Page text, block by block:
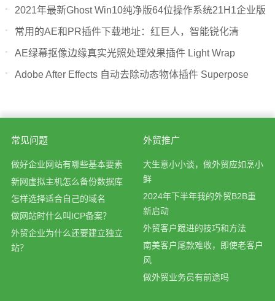
2021年最新Ghost Win10纯净版64位操作系统21H1企业版
常用的AE和PR插件下载地址：红巨人，智能锐化清
AE绿幕抠像边缘真实光照处理效果插件 Light Wrap
Adobe After Effects 自动去除动态物体插件 Superpose
常见问题
做好企业网站有哪些基本要素
新网虚拟主机怎么备份数据库
怎样选择适合自己的域名
做网站时什么叫ICP备案？
外贸企业为什么还要建立独立
站？
外贸推广
大生意小小谈，做外贸应如烹小
鲜
2024年下半年我的外贸B2B重
新启动
外贸客户跟进的技巧和方法
南美客户尾款难收，即使老客户
风
做外贸业务员有前途吗